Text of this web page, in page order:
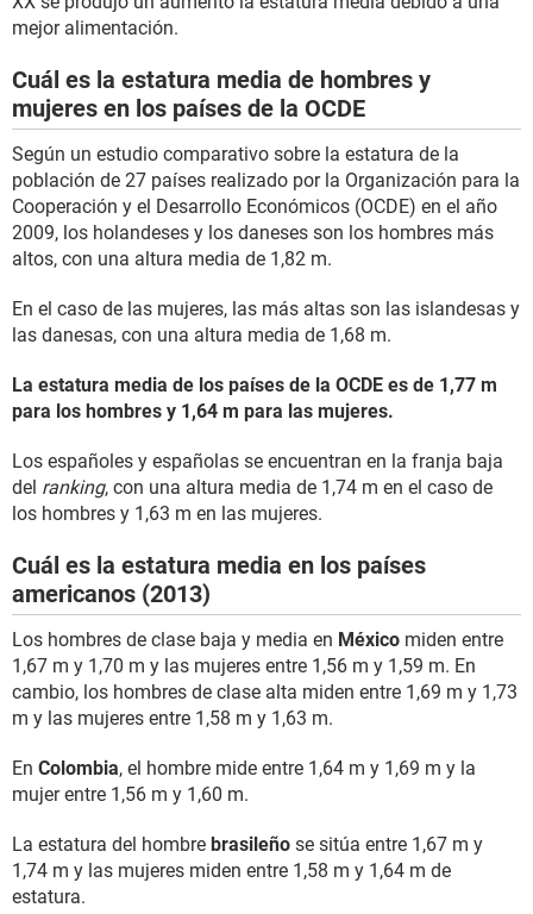
mejor alimentación.
Cuál es la estatura media de hombres y
mujeres en los países de la OCDE
Según un estudio comparativo sobre la estatura de la
población de 27 países realizado por la Organización para la
Cooperación y el Desarrollo Económicos (OCDE) en el año
2009, los holandeses y los daneses son los hombres más
altos, con una altura media de 1,82 m.
En el caso de las mujeres, las más altas son las islandesas y
las danesas, con una altura media de 1,68 m.
La estatura media de los países de la OCDE es de 1,77 m
para los hombres y 1,64 m para las mujeres.
Los españoles y españolas se encuentran en la franja baja
del ranking, con una altura media de 1,74 m en el caso de
los hombres y 1,63 m en las mujeres.
Cuál es la estatura media en los países
americanos (2013)
Los hombres de clase baja y media en México miden entre
1,67 m y 1,70 m y las mujeres entre 1,56 m y 1,59 m. En
cambio, los hombres de clase alta miden entre 1,69 m y 1,73
m y las mujeres entre 1,58 m y 1,63 m.
En Colombia, el hombre mide entre 1,64 m y 1,69 m y la
mujer entre 1,56 m y 1,60 m.
La estatura del hombre brasileño se sitúa entre 1,67 m y
1,74 m y las mujeres miden entre 1,58 m y 1,64 m de
estatura.